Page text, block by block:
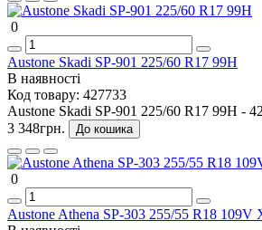
0
Austone Skadi SP-901 225/60 R17 99H
В наявності
Код товару: 427733
Austone Skadi SP-901 225/60 R17 99H -
3 348грн.
До кошика
0
Austone Athena SP-303 255/55 R18 109V